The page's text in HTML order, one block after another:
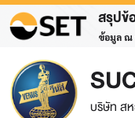
สรุปข้
ข้อมูล ณ
บริษัท ส